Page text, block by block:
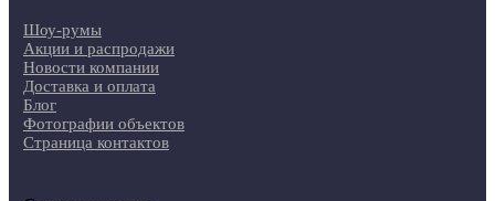
Шоу-румы
Акции и распродажи
Новости компании
Доставка и оплата
Блог
Фотографии объектов
Страница контактов